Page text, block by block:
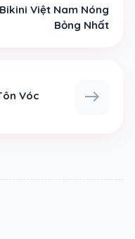
Việt Nam Nóng
Bỏng Nhất
Vóc
east